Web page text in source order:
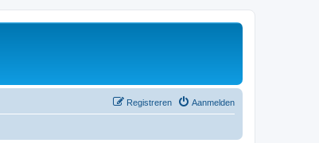
Aanmelden
Registreren